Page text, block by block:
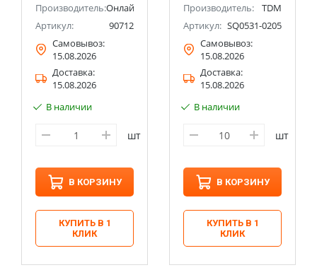
Производитель:Онлайт
Артикул:
90712
Самовывоз:
15.08.2026
Доставка:
15.08.2026
В наличии
шт
В КОРЗИНУ
КУПИТЬ В 1
КЛИК
Производитель:
TDM
Артикул: SQ0531-0205
Самовывоз:
15.08.2026
Доставка:
15.08.2026
В наличии
шт
В КОРЗИНУ
КУПИТЬ В 1
КЛИК